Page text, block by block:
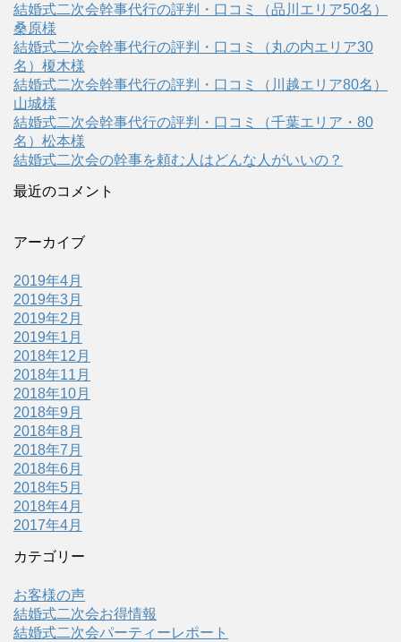
結婚式二次会幹事代行の評判・口コミ（品川エリア50名）
桑原様
結婚式二次会幹事代行の評判・口コミ（丸の内エリア30
名）榎木様
結婚式二次会幹事代行の評判・口コミ（川越エリア80名）
山城様
結婚式二次会幹事代行の評判・口コミ（千葉エリア・80
名）松本様
結婚式二次会の幹事を頼む人はどんな人がいいの？
最近のコメント
アーカイブ
2019年4月
2019年3月
2019年2月
2019年1月
2018年12月
2018年11月
2018年10月
2018年9月
2018年8月
2018年7月
2018年6月
2018年5月
2018年4月
2017年4月
カテゴリー
お客様の声
結婚式二次会お得情報
結婚式二次会パーティーレポート